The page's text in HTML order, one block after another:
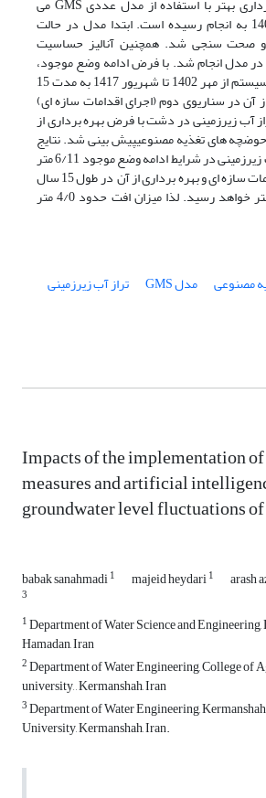
مدیریتی برای بهره برداری بهتر با استفاده از مدل عددی GMS می
باشد که در سال 1401 به انجام رسیده است. ابتدا مدل در حالت
و صحت سنجی شد. همچنین آنالیز حساسیت
در مدل انجام شد. با فرض ادامه وضع موجود،
شبیه سازی عملکرد سیستم از مهر 1402 تا شهریور 1417 به مدت 15
در سناریوی دوم (اجرای اقدامات سازه ای)
تراز آب زیرزمینی در دشت با فرض بهره برداری از
های تغذیه مصنوعیپیش بینی شد. نتایج
نشان داد افت تراز آب زیرزمینی در شرایط ادامه وضع موجود 6/11 متر
می‌باشد. با انجام اقدامات سازه ای و بهره برداری از آن در طول 15 سال
مقدار افت به 2/11 متر خواهد رسید. لذا میزان افت حدود 4/0 متر
مصنوعی مدل GMS تراز آب زیرزمینی
Impacts of the implementation
measures and artificial
groundwater level fluctuations
babak sanahmadi1 majeid heydari1 arash
3
1Department of Water Science and
Hamadan, Iran
2Department of Water Engineering, College of
university, , Kermanshah, Iran
3Department of Water Engineering,
University, Kermanshah, Iran.